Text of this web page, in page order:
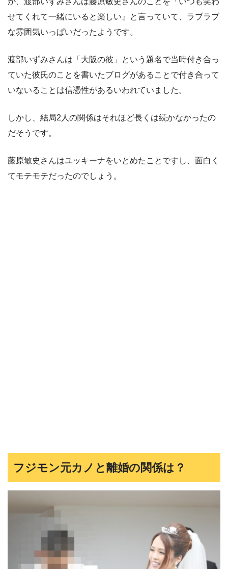
せてくれて一緒にいると楽しい』と言っていて、ラブラブ
な雰囲気いっぱいだったようです。
渡部いずみさんは「大阪の彼」という題名で当時付き合っ
ていた彼氏のことを書いたブログがあることで付き合って
いないることは信憑性があるいわれていました。
しかし、結局2人の関係はそれほど長くは続かなかったの
だそうです。
藤原敏史さんはユッキーナをいとめたことですし、面白く
てモテモテだったのでしょう。
フジモン元カノと離婚の関係は？